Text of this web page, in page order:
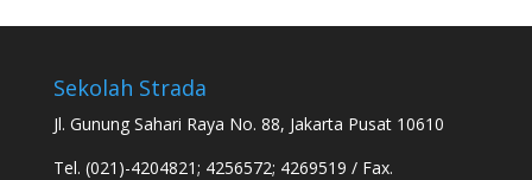
Sekolah Strada
Jl. Gunung Sahari Raya No. 88, Jakarta Pusat 10610
Tel. (021)-4204821; 4256572; 4269519 / Fax.